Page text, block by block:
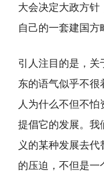
大会决定大政方针
自己的一套建国方
引人注目的是，关
东的语气似乎不很
人为什么不但不
提倡它的发展。我
义的某种发展去
的压迫，不但是一